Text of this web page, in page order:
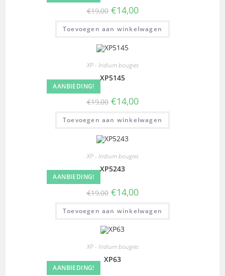
€19,00 €14,00
Toevoegen aan winkelwagen
AANBIEDING!
XP - Iridium bougies
XP5145
€19,00 €14,00
Toevoegen aan winkelwagen
AANBIEDING!
XP - Iridium bougies
XP5243
€19,00 €14,00
Toevoegen aan winkelwagen
AANBIEDING!
XP - Iridium bougies
XP63